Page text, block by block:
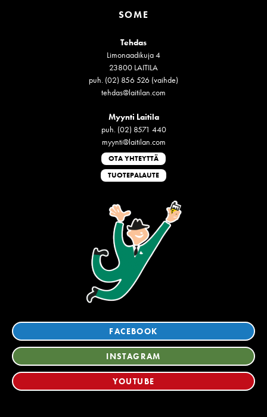
SOME
Tehdas
Limonaadikuja 4
23800 LAITILA
puh. (02) 856 526 (vaihde)
tehdas@laitilan.com
Myynti Laitila
puh. (02) 8571 440
myynti@laitilan.com
OTA YHTEYTTÄ
TUOTEPALAUTE
FACEBOOK
INSTAGRAM
YOUTUBE